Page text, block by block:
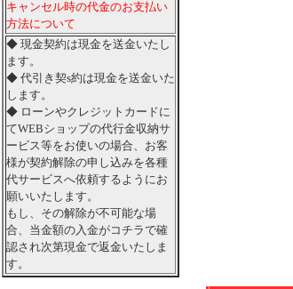
キャンセル時の代金のお支払い
方法について
◆ 現金契約は現金を送金いたし
ます。
◆ 代引き契s約は現金を送金いた
します。
◆ ローンやクレジットカードに
てWEBショップの代行金収納サ
ービス等をお使いの場合、お客
様が契約解除の申し込みを各種
代サービスへ依頼するようにお
願いいたします。
もし、その解除が不可能な場
合、当金額の入金がコチラで確
認され次第現金で返金いたしま
す。